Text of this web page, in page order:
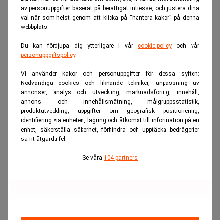
av personuppgifter baserat på berättigat intresse, och justera dina
val när som helst genom att klicka på “hantera kakor” på denna
webbplats.
Du kan fördjupa dig ytterligare i vår cookie-policyoch vår
personuppgiftspolicy.
Vi använder kakor och personuppgifter för dessa syften:
Nödvändiga cookies och liknande tekniker, anpassning av
annonser, analys och utveckling, marknadsföring, innehåll,
annons- och innehållsmätning, målgruppsstatistik,
produktutveckling, uppgifter om geografisk positionering,
identifiering via enheten, lagring och åtkomst till information på en
enhet, säkerställa säkerhet, förhindra och upptäcka bedrägerier
samt åtgärda fel.
Se våra 104 partners
Någon utdragen prischock blev det ändå inte.